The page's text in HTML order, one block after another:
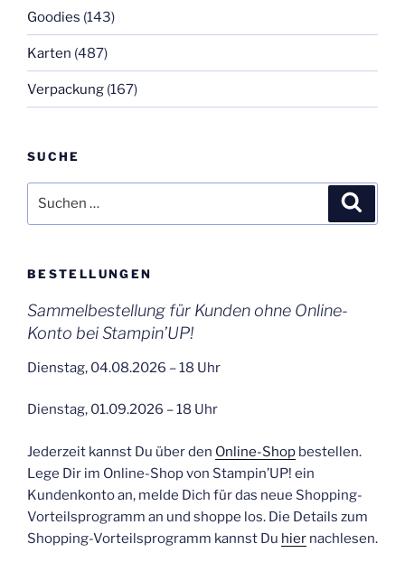
Goodies (143)
Karten (487)
Verpackung (167)
SUCHE
nach:
BESTELLUNGEN
Sammelbestellung für Kunden ohne Online-
Konto bei Stampin’UP!
Dienstag, 04.08.2026 – 18 Uhr
Dienstag, 01.09.2026 – 18 Uhr
Jederzeit kannst Du über den Online-Shop bestellen.
Lege Dir im Online-Shop von Stampin’UP! ein
Kundenkonto an, melde Dich für das neue Shopping-
Vorteilsprogramm an und shoppe los. Die Details zum
Shopping-Vorteilsprogramm kannst Du hier nachlesen.